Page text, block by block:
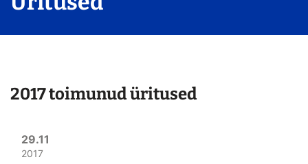
2017 toimunud üritused
29.11
2017